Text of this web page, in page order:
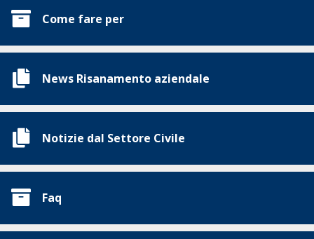
Come fare per
News Risanamento aziendale
Notizie dal Settore Civile
Faq